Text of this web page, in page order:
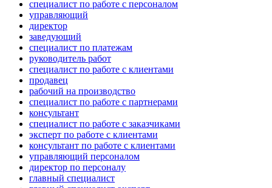
специалист по работе с персоналом
управляющий
директор
заведующий
специалист по платежам
руководитель работ
специалист по работе с клиентами
продавец
рабочий на производство
специалист по работе с партнерами
консультант
специалист по работе с заказчиками
эксперт по работе с клиентами
консультант по работе с клиентами
управляющий персоналом
директор по персоналу
главный специалист